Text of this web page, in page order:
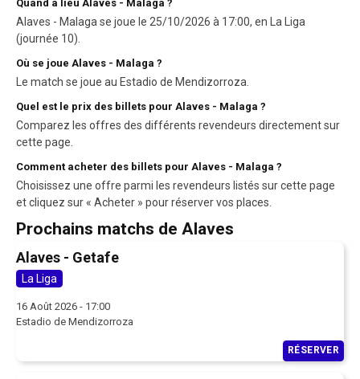
Quand a lieu Alaves - Malaga ?
Alaves - Malaga se joue le 25/10/2026 à 17:00, en La Liga
(journée 10).
Où se joue Alaves - Malaga ?
Le match se joue au Estadio de Mendizorroza.
Quel est le prix des billets pour Alaves - Malaga ?
Comparez les offres des différents revendeurs directement sur
cette page.
Comment acheter des billets pour Alaves - Malaga ?
Choisissez une offre parmi les revendeurs listés sur cette page
et cliquez sur « Acheter » pour réserver vos places.
Prochains matchs de Alaves
Alaves - Getafe
La Liga
16 Août 2026 - 17:00
Estadio de Mendizorroza
RÉSERVER